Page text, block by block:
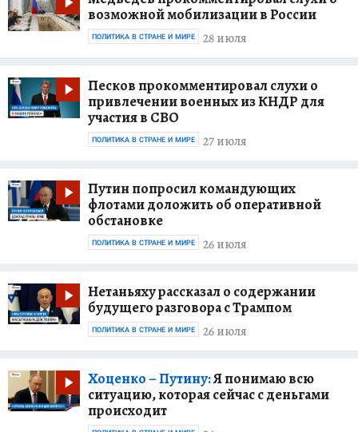
возможной мобилизации в России
28 июля
ПОЛИТИКА В СТРАНЕ И МИРЕ
Песков прокомментировал слухи о
привлечении военных из КНДР для
участия в СВО
27 июля
ПОЛИТИКА В СТРАНЕ И МИРЕ
Путин попросил командующих
флотами доложить об оперативной
обстановке
26 июля
ПОЛИТИКА В СТРАНЕ И МИРЕ
Нетаньяху рассказал о содержании
будущего разговора с Трампом
26 июля
ПОЛИТИКА В СТРАНЕ И МИРЕ
Хоценко – Путину:Я понимаю всю
ситуацию, которая сейчас с деньгами
происходит